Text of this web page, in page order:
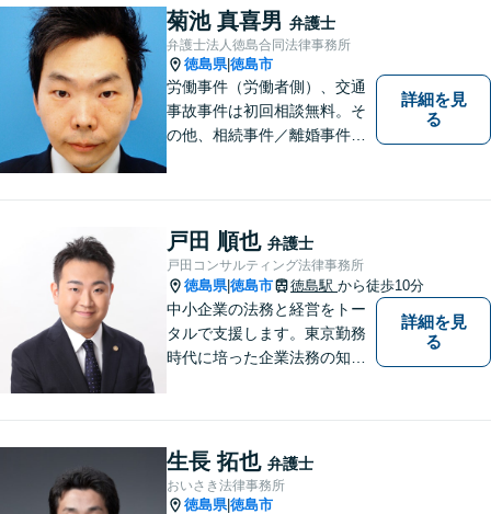
務整理など）を中心に、社会
的事件にも対応いたします。
お気軽にご相談ください。
菊池 真喜男 弁護士
弁護士法人徳島合同法律事務所
徳島県|徳島市
労働事件（労働者側）、交通
事故事件は初回相談無料。そ
の他、相続事件／離婚事件／
室対応でプライバシーが守ら
れます。【無料駐車場】
詳細を見
る
戸田 順也 弁護士
戸田コンサルティング法律事務所
徳島県|徳島市 徳島駅 から徒歩10分
中小企業の法務と経営をトー
タルで支援します。東京勤務
時代に培った企業法務の知見
す。
詳細を見
る
生長 拓也 弁護士
おいさき法律事務所
徳島県|徳島市